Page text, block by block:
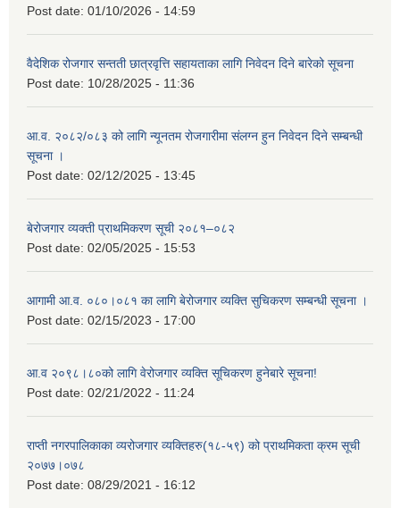
Post date: 01/10/2026 - 14:59
वैदेशिक रोजगार सन्तती छात्रवृत्ति सहायताका लागि निवेदन दिने बारेको सूचना
Post date: 10/28/2025 - 11:36
आ.व. २०८२/०८३ को लागि न्यूनतम रोजगारीमा संलग्न हुन निवेदन दिने सम्बन्धी
सूचना ।
Post date: 02/12/2025 - 13:45
बेरोजगार व्यक्ती प्राथमिकरण सूची २०८१–०८२
Post date: 02/05/2025 - 15:53
आगामी आ.व. ०८०।०८१ का लागि बेरोजगार व्यक्ति सुचिकरण सम्बन्धी सूचना ।
Post date: 02/15/2023 - 17:00
आ.व २०९८।८०को लागि वेरोजगार व्यक्ति सूचिकरण हुनेबारे सूचना!
Post date: 02/21/2022 - 11:24
राप्ती नगरपालिकाका व्यरोजगार व्यक्तिहरु(१८-५९) को प्राथमिकता क्रम सूची
२०७७।०७८
Post date: 08/29/2021 - 16:12